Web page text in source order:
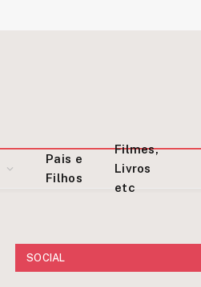
Pais e
Filhos
Filmes,
Livros
etc
SOCIAL